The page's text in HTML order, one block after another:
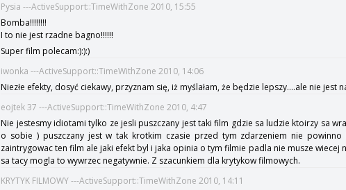
Pysia ---ActiveSupport::TimeWithZone 2010, 15:55
Bomba!!!!!!!!
I to nie jest rzadne bagno!!!!!!
Super film polecam:):):)
iwonka ---ActiveSupport::TimeWithZone 2010, 14:06
Niezłe efekty, dosyć ciekawy, przyznam się, iż myślałam, że będzie lepszy....ale nie jest
eojtek 37 ---ActiveSupport::TimeWithZone 2010, 4:47
Nie jestesmy idiotami tylko ze jesli puszczany jest taki film gdzie sa ludzie ktoirzy sa
o sobie ) puszczany jest w tak krotkim czasie przed tym zdarzeniem nie
zaintrygowac ten film ale jaki efekt byl i jaka opinia o tym filmie padla nie musze wiecej
sa tacy mogla to wywrzec negatywnie. Z szacunkiem dla krytykow filmowych.
KRYTYK FILMOWY ---ActiveSupport::TimeWithZone 2010, 14:11